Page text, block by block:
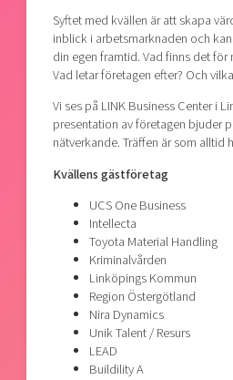
Syftet med kvällen är att skapa
inblick i arbetsmarknaden och
din egen framtid. Vad finns det för
Vad letar företagen efter? Och
Vi ses på LINK Business Center i
presentation av företagen bjuder
nätverkande. Träffen är som alltid
Kvällens gästföretag
UCS One Business
Intellecta
Toyota Material Handling
Kriminalvården
Linköpings Kommun
Region Östergötland
Nira Dynamics
Unik Talent / Resurs
LEAD
Buildility A